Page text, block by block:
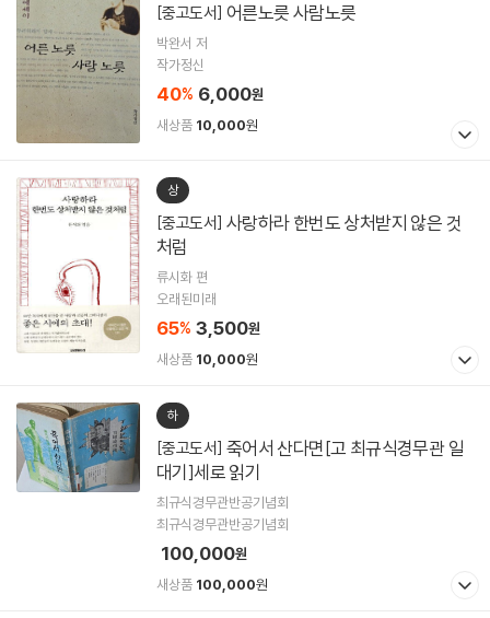
[중고도서] 어른노릇 사람노릇
박완서 저
작가정신
40% 6,000원
새상품 10,000원
상
[중고도서]
처럼
류시화 편
오래된미래
65% 3,500원
새상품 10,000원
하
[중고도서]
대기]세로 읽기
최규식경무관반공기념회
최규식경무관반공기념회
100,000원
새상품 100,000원